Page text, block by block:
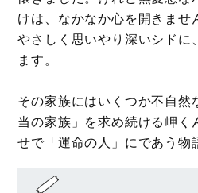
けは、なかなか心を開きませ
やさしく思いやり深いシドに
ます。
その家族にはいくつか不自然
当の家族」を求め続ける岬く
せで「運命の人」にであう物